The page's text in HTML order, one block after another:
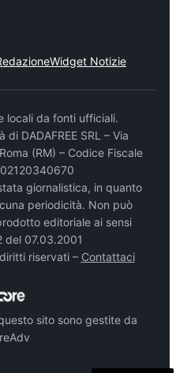
Widget Notizie
locali da fonti ufficiali.
DADAFREE SRL – Via
(RM) – Codice Fiscale
giornalistica, in quanto
periodicità. Non può
editoriale ai sensi
del 07.03.2001
riservati – Contattaci
sito sono gestite da